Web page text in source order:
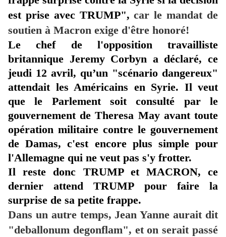
est prise avec TRUMP",car le mandat de
soutien à Macron exige d'être honoré!
Le chef de l'opposition travailliste
britannique Jeremy Corbyn a déclaré, ce
jeudi 12 avril, qu’un "scénario dangereux"
attendait les Américains en Syrie. Il veut
que le Parlement soit consulté par le
gouvernement de Theresa May avant toute
opération militaire contre le gouvernement
de Damas, c'est encore plus simple pour
l'Allemagne qui ne veut pas s'y frotter.
Il reste donc TRUMP et MACRON, ce
dernier attend TRUMP pour faire la
surprise de sa petite frappe.
Dans un autre temps, Jean Yanne aurait dit
"deballonum degonflam", et on serait passé